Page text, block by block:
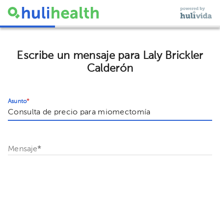
Escribe un mensaje para Laly Brickler
Calderón
Asunto*
Mensaje*